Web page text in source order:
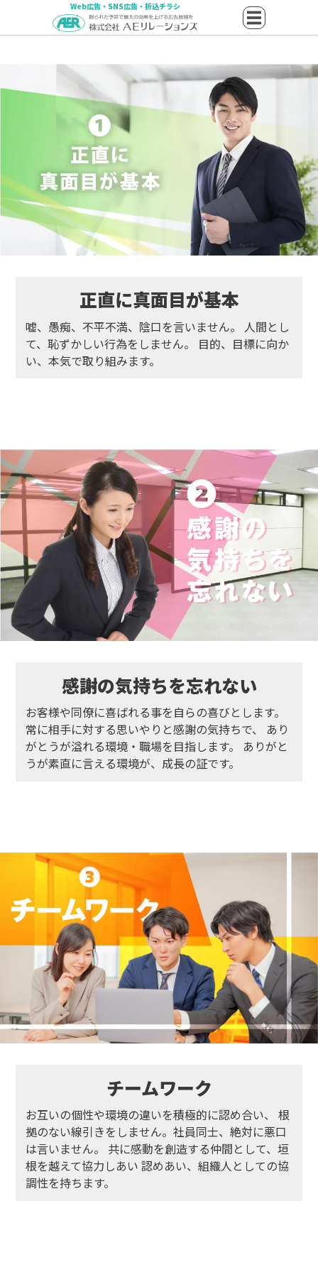
Web広告・SNS広告・折込チラシ
正直に真面目が基本
嘘、愚痴、不平不満、陰口を言いません。
人間とし
て、恥ずかしい行為をしません。
目的、目標に向か
い、本気で取り組みます。
感謝の気持ちを忘れない
お客様や同僚に喜ばれる事を自らの喜びとします。
常に相手に対する思いやりと感謝の気持ちで、
あり
がとうが溢れる環境・職場を目指します。
ありがと
うが素直に言える環境が、成長の証です。
チームワーク
お互いの個性や環境の違いを積極的に認め合い、
根
拠のない線引きをしません。社員同士、絶対に悪口
は言いません。
共に感動を創造する仲間として、垣
根を越えて協力しあい 認めあい、組織人としての協
調性を持ちます。